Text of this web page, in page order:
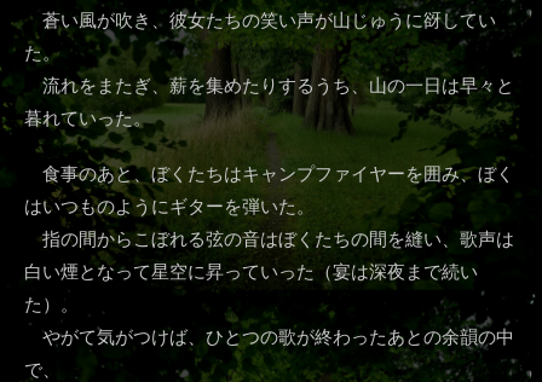
蒼い風が吹き、彼女たちの笑い声が山じゅうに谺してい
た。
流れをまたぎ、薪を集めたりするうち、山の一日は早々と
暮れていった。
食事のあと、ぼくたちはキャンプファイヤーを囲み、ぼく
はいつものようにギターを弾いた。
指の間からこぼれる弦の音はぼくたちの間を縫い、歌声は
白い煙となって星空に昇っていった（宴は深夜まで続い
た）。
やがて気がつけば、ひとつの歌が終わったあとの余韻の中
で、